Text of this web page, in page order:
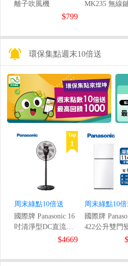
離子吹風機
$799
MK235 無線
環保集點週末10倍送
Top
1
周末綠點10倍送
國際牌 Panasonic 16
吋清淨型DC直流風
$4669
周末綠點10倍
國際牌
422公升雙門